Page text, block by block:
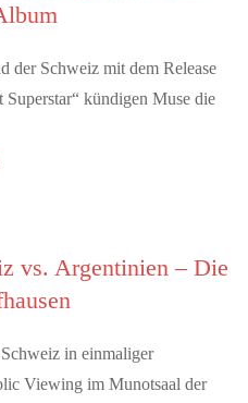
der Schweiz mit dem Release
kündigen Muse die
vs. Argentinien – Die
in einmaliger
Viewing im Munotsaal der